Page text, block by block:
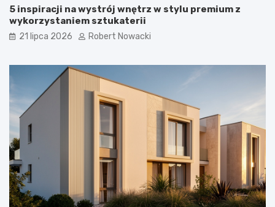
n
i
5 inspiracji na wystrój wnętrz w stylu premium z
wykorzystaniem sztukaterii
21 lipca 2026 Robert Nowacki